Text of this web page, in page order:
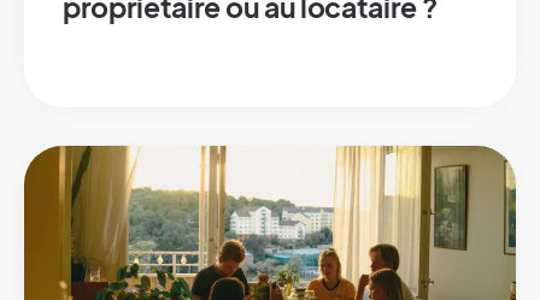
propriétaire ou au locataire ?